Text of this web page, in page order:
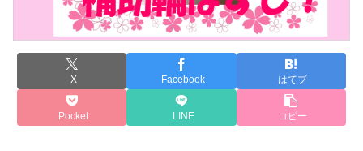
X Facebook はてブ
Pocket LINE コピー